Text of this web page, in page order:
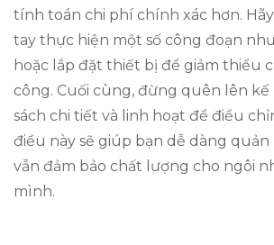
tính toán chi phí chính xác hơn.
tay thực hiện một số công đoạn
hoặc lắp đặt thiết bị để giảm thiểu
công. Cuối cùng, đừng quên lên kế
sách chi tiết và linh hoạt để điều
điều này sẽ giúp bạn dễ dàng quản
vẫn đảm bảo chất lượng cho ngôi
mình.